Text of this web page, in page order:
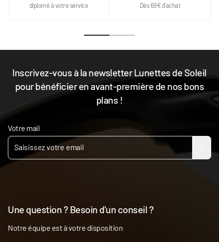
diplomé à votre service Dès 69€ d'achat
Inscrivez-vous à la newsletter Lunettes de Soleil
pour bénéficier en avant-première de nos bons
plans !
Votre mail
Une question ? Besoin d'un conseil ?
Notre équipe est à votre disposition